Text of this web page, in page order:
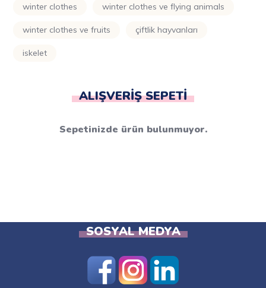
winter clothes winter clothes ve flying animals
winter clothes ve fruits çiftlik hayvanları
i̇skelet
ALIŞVERIŞ SEPETI
Sepetinizde ürün bulunmuyor.
SOSYAL MEDYA